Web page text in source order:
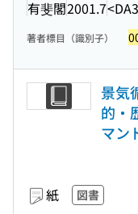
有斐閣2001.7
著者標目（識別子）
景気
的・
マン
紙 図書